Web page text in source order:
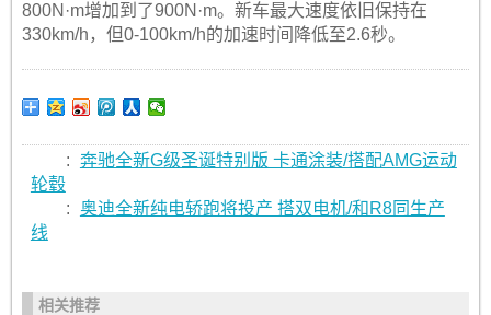
800N·m增加到了900N·m。新车最大速度依旧保持在
330km/h，但0-100km/h的加速时间降低至2.6秒。
: 奔驰全新G级圣诞特别版 卡通涂装/搭配AMG运动
轮毂
: 奥迪全新纯电轿跑将投产 搭双电机/和R8同生产
线
相关推荐